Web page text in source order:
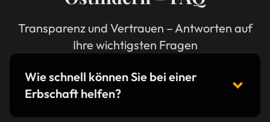
Transparenz und Vertrauen – Antworten auf
Ihre wichtigsten Fragen
Wie schnell können Sie bei einer
Erbschaft helfen?